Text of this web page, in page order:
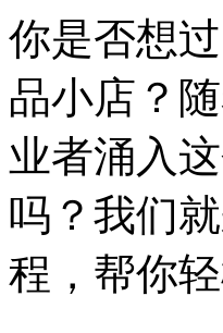
你是否想
品小店？
业者涌入
吗？我们
程，帮你